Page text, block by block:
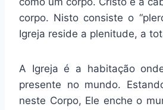
corpo. Nisto consiste o
Igreja reside a plenitude, a
A Igreja é a habitação
presente no mundo.
neste Corpo, Ele enche o